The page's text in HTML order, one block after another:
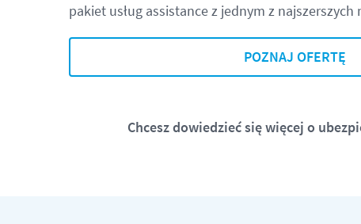
pakiet usług assistance z jednym z
POZNAJ OFERTĘ
Chcesz dowiedzieć się więcej o